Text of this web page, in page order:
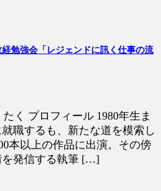
経勉強会「レジェンドに訊く仕事の流
く プロフィール 1980年生ま
職するも、新たな道を模索し
本以上の作品に出演。その傍
を発信する執筆 […]